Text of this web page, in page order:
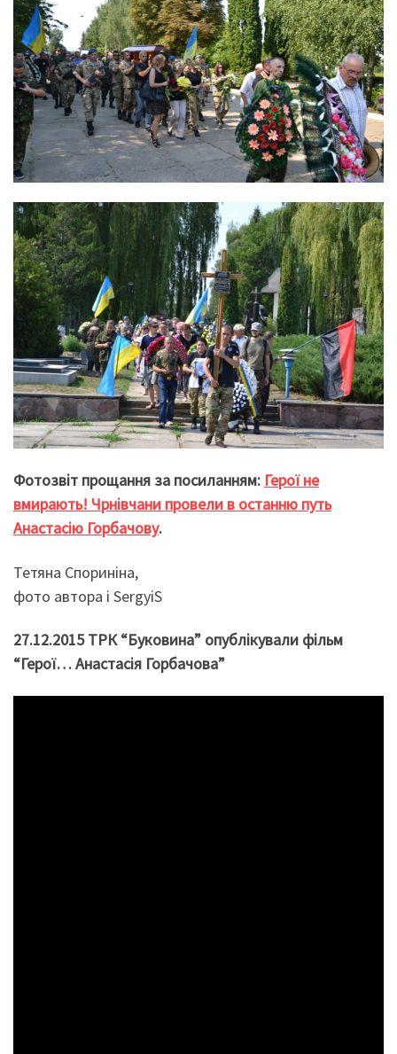
Фотозвіт прощання за посиланням: Герої не
вмирають! Чрнівчани провели в останню путь
Анастасію Горбачову.
Тетяна Спориніна,
фото автора і SergyiS
27.12.2015 ТРК “Буковина” опублікували фільм
“Герої… Анастасія Горбачова”